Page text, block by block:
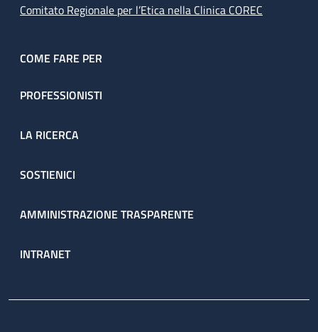
Comitato Regionale per l’Etica nella Clinica COREC
COME FARE PER
PROFESSIONISTI
LA RICERCA
SOSTIENICI
AMMINISTRAZIONE TRASPARENTE
INTRANET